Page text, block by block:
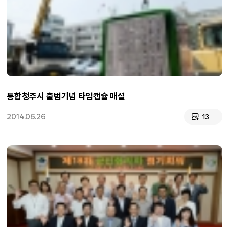
통합청주시 출범기념 타임캡슐 매설
2014.06.26 13